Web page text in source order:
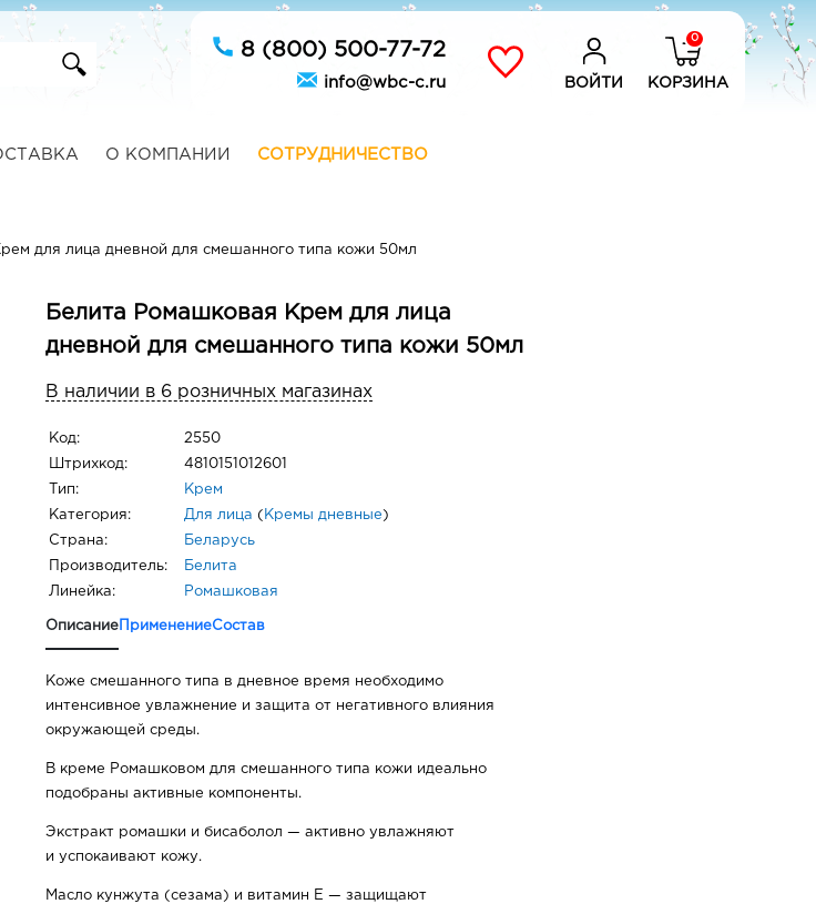
8 (800) 500-77-72
info@wbc-c.ru ВОЙТИ
0
КОРЗИНА
О КОМПАНИИ СОТРУДНИЧЕСТВО
для лица дневной для смешанного типа кожи 50мл
Белита Ромашковая Крем для лица
дневной для смешанного типа кожи 50мл
В наличии в 6 розничных магазинах
Код: 2550
Штрихкод: 4810151012601
Тип: Крем
Категория: Для лица ( Кремы дневные )
Страна: Беларусь
Производитель: Белита
Линейка: Ромашковая
Описание ПрименениеСостав
Коже смешанного типа в дневное время необходимо
интенсивное увлажнение и защита от негативного влияния
окружающей среды.
В креме Ромашковом для смешанного типа кожи идеально
подобраны активные компоненты.
Экстракт ромашки и бисаболол — активно увлажняют
и успокаивают кожу.
Масло кунжута (сезама) и витамин Е — защищают